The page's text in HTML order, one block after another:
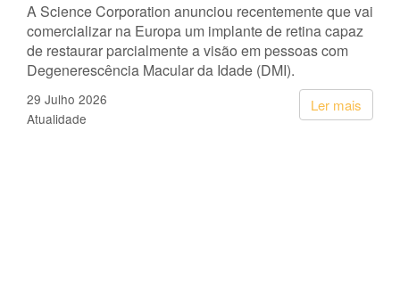
A Science Corporation anunciou recentemente que vai
comercializar na Europa um implante de retina capaz
de restaurar parcialmente a visão em pessoas com
Degenerescência Macular da Idade (DMI).
Ler mais
29 Julho 2026
Atualidade